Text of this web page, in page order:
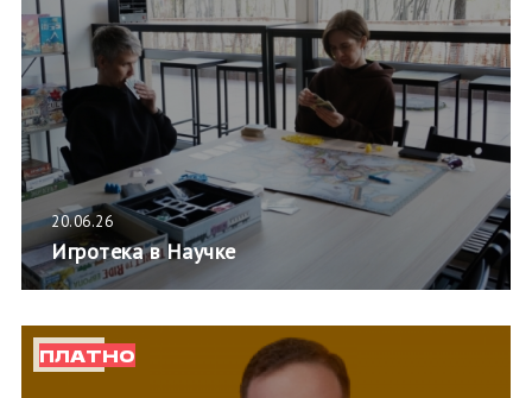
20.06.26
Игротека в Научке
ПЛАТНО